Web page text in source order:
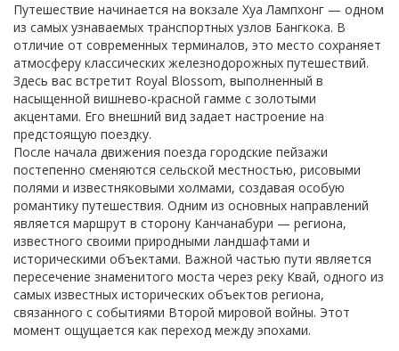
Путешествие начинается на вокзале Хуа Лампхонг — одном
из самых узнаваемых транспортных узлов Бангкока. В
отличие от современных терминалов, это место сохраняет
атмосферу классических железнодорожных путешествий.
Здесь вас встретит Royal Blossom, выполненный в
насыщенной вишнево-красной гамме с золотыми
акцентами. Его внешний вид задает настроение на
предстоящую поездку.
После начала движения поезда городские пейзажи
постепенно сменяются сельской местностью, рисовыми
полями и известняковыми холмами, создавая особую
романтику путешествия. Одним из основных направлений
является маршрут в сторону Канчанабури — региона,
известного своими природными ландшафтами и
историческими объектами. Важной частью пути является
пересечение знаменитого моста через реку Квай, одного из
самых известных исторических объектов региона,
связанного с событиями Второй мировой войны. Этот
момент ощущается как переход между эпохами.